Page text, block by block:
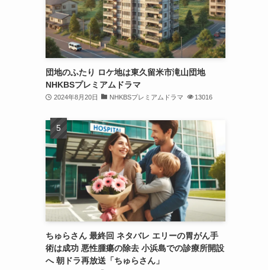
団地のふたり ロケ地は東久留米市滝山団地
NHKBSプレミアムドラマ
2024年8月20日 NHKBSプレミアムドラマ 13016
ちゅらさん 最終回 ネタバレ エリーの胃がん手
術は成功 悪性腫瘍の除去 小浜島での診療所開設
へ 朝ドラ再放送「ちゅらさん」